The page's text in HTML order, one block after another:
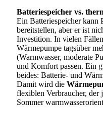
Batteriespeicher vs.
Ein Batteriespeicher kann
bereitstellen, aber er ist
Investition. In vielen
Wärmepumpe tagsüber
(Warmwasser, moderate
und Komfort passen. Ein
beides: Batterie- und
Damit wird die
flexiblen Verbraucher, der
Sommer